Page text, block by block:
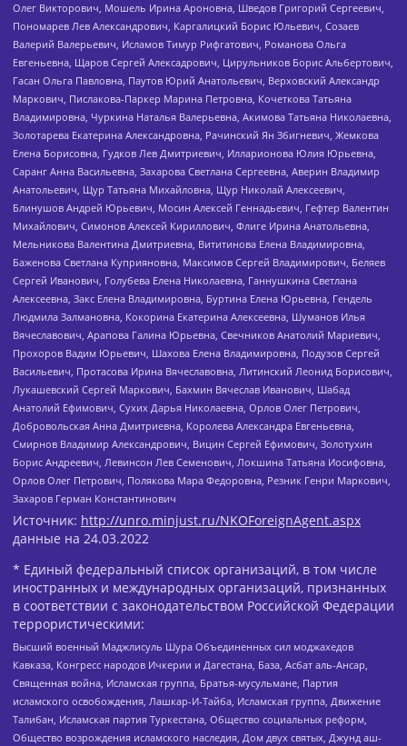
Олег Викторович, Мошель Ирина Ароновна, Шведов Григорий Сергеевич,
Пономарев Лев Александрович, Каргалицкий Борис Юльевич, Созаев
Валерий Валерьевич, Исламов Тимур Рифгатович, Романова Ольга
Евгеньевна, Щаров Сергей Алексадрович, Цирульников Борис Альбертович,
Гасан Ольга Павловна, Паутов Юрий Анатольевич, Верховский Александр
Маркович, Пислакова-Паркер Марина Петровна, Кочеткова Татьяна
Владимировна, Чуркина Наталья Валерьевна, Акимова Татьяна Николаевна,
Золотарева Екатерина Александровна, Рачинский Ян Збигневич, Жемкова
Елена Борисовна, Гудков Лев Дмитриевич, Илларионова Юлия Юрьевна,
Саранг Анна Васильевна, Захарова Светлана Сергеевна, Аверин Владимир
Анатольевич, Щур Татьяна Михайловна, Щур Николай Алексеевич,
Блинушов Андрей Юрьевич, Мосин Алексей Геннадьевич, Гефтер Валентин
Михайлович, Симонов Алексей Кириллович, Флиге Ирина Анатольевна,
Мельникова Валентина Дмитриевна, Вититинова Елена Владимировна,
Баженова Светлана Куприяновна, Максимов Сергей Владимирович, Беляев
Сергей Иванович, Голубева Елена Николаевна, Ганнушкина Светлана
Алексеевна, Закс Елена Владимировна, Буртина Елена Юрьевна, Гендель
Людмила Залмановна, Кокорина Екатерина Алексеевна, Шуманов Илья
Вячеславович, Арапова Галина Юрьевна, Свечников Анатолий Мариевич,
Прохоров Вадим Юрьевич, Шахова Елена Владимировна, Подузов Сергей
Васильевич, Протасова Ирина Вячеславовна, Литинский Леонид Борисович,
Лукашевский Сергей Маркович, Бахмин Вячеслав Иванович, Шабад
Анатолий Ефимович, Сухих Дарья Николаевна, Орлов Олег Петрович,
Добровольская Анна Дмитриевна, Королева Александра Евгеньевна,
Смирнов Владимир Александрович, Вицин Сергей Ефимович, Золотухин
Борис Андреевич, Левинсон Лев Семенович, Локшина Татьяна Иосифовна,
Орлов Олег Петрович, Полякова Мара Федоровна, Резник Генри Маркович,
Захаров Герман Константинович
Источник: http://unro.minjust.ru/NKOForeignAgent.aspx
данные на 24.03.2022
* Единый федеральный список организаций, в том числе
иностранных и международных организаций, признанных
в соответствии с законодательством Российской Федерации
террористическими:
Высший военный Маджлисуль Шура Объединенных сил моджахедов
Кавказа, Конгресс народов Ичкерии и Дагестана, База, Асбат аль-Ансар,
Священная война, Исламская группа, Братья-мусульмане, Партия
исламского освобождения, Лашкар-И-Тайба, Исламская группа, Движение
Талибан, Исламская партия Туркестана, Общество социальных реформ,
Общество возрождения исламского наследия, Дом двух святых, Джунд аш-